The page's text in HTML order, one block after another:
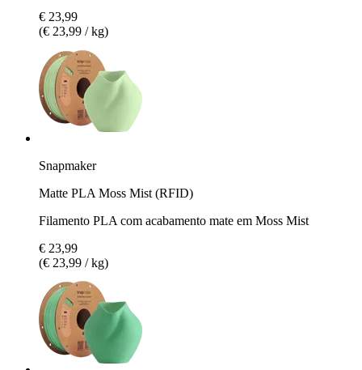
€ 23,99
(€ 23,99 / kg)
Snapmaker
Matte PLA Moss Mist (RFID)
Filamento PLA com acabamento mate em Moss Mist
€ 23,99
(€ 23,99 / kg)